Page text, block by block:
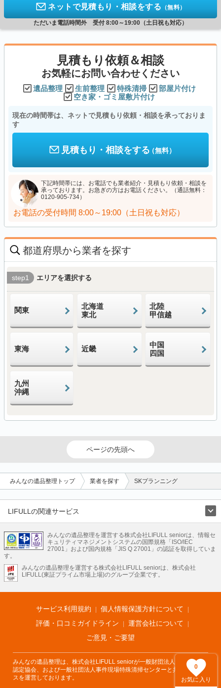
0
お気に入り
ネットで見積もり・相談をする （無料）
ただいま電話時間外 受付 8:00～19:00（土日祝も対応）
見積もり依頼＆相談
お気軽にお問い合わせください
遺品整理 生前整理 特殊清掃
部屋片付け
空き家・ゴミ屋敷片付け
現在の時間帯は、ネットで見積もり依頼・相談を承っておりま
す
見積もり・相談をする（無料）
下記時間帯には、お電話でも業者紹介・見積もり依頼・相談を
承っております。お急ぎの方はお電話ください。（通話無料：
0120-905-734）
お電話の受付時間 8:00～19:00（土日祝も対応）
都道府県から業者を探す
step1 エリアを選択する
関東
北海道
東北
北陸
甲信越
東海 近畿
中国
四国
九州
沖縄
ページの先頭へ
みんなの遺品整理トップ 業者を探す SKプランニング
LIFULLの関連サービス
不動産・住宅 引越し 老人ホーム 地方創生
ママの就労支援
不動産クラウドファンディング 遺品整理 老後の暮らし情報
LIFULL HOME'Sのサービス
不動産・住宅
不動産査定 マンション専門売却査定 不動産投資 アドバイザー
不動産アーカイブ
空き家バンク 家賃相場 不動産会社
まちむすび
不動産用語集 住まいのお役立ち情報
LIFULL HOME'S PRESS
アプリ 不動産データ 不動産転職
みんなの遺品整理を運営する株式会社LIFULL seniorは、情報セ
キュリティマネジメントシステムの国際規格「ISO/IEC
27001」および国内規格「JIS Q 27001」の認証を取得していま
す。
みんなの遺品整理を運営する株式会社LIFULL seniorは、株式会社
LIFULL(東証プライム市場上場)のグループ企業です。
サービス利用規約
個人情報保護方針について
評価・口コミガイドライン
運営会社について
ご意見・ご要望
みんなの遺品整理は、株式会社LIFULL seniorが一般財団法人遺品整理士
認定協会、および一般社団法人事件現場特殊清掃センターと共同でサービ
スを運営しております。